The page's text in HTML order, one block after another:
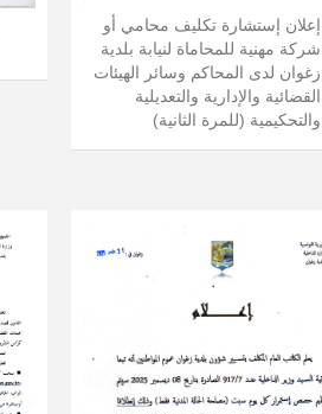
إعلان إستشارة تكليف محامي أو
شركة مهنية للمحاماة لنيابة بلدية
زغوان لدى المحاكم وسائر الهيئات
القضائية والإدارية والتعديلية
والتحكيمية (للمرة الثانية)